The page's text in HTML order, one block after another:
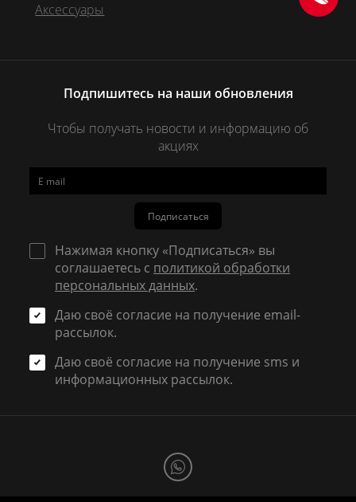
Аксессуары
Подпишитесь на наши обновления
Чтобы получать новости и информацию об
акциях
Подписаться
Нажимая кнопку «Подписаться» вы
соглашаетесь с политикой обработки
персональных данных.
Даю своё согласие на получение email-
рассылок.
Даю своё согласие на получение sms и
информационных рассылок.